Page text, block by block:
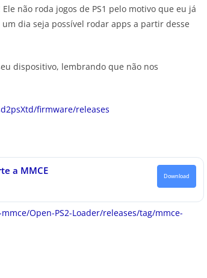
não roda jogos de PS1 pelo motivo que eu já
um dia seja possível rodar apps a partir desse
dispositivo, lembrando que não nos
firmware/releases
a MMCE Download
Open-PS2-Loader/releases/tag/mmce-